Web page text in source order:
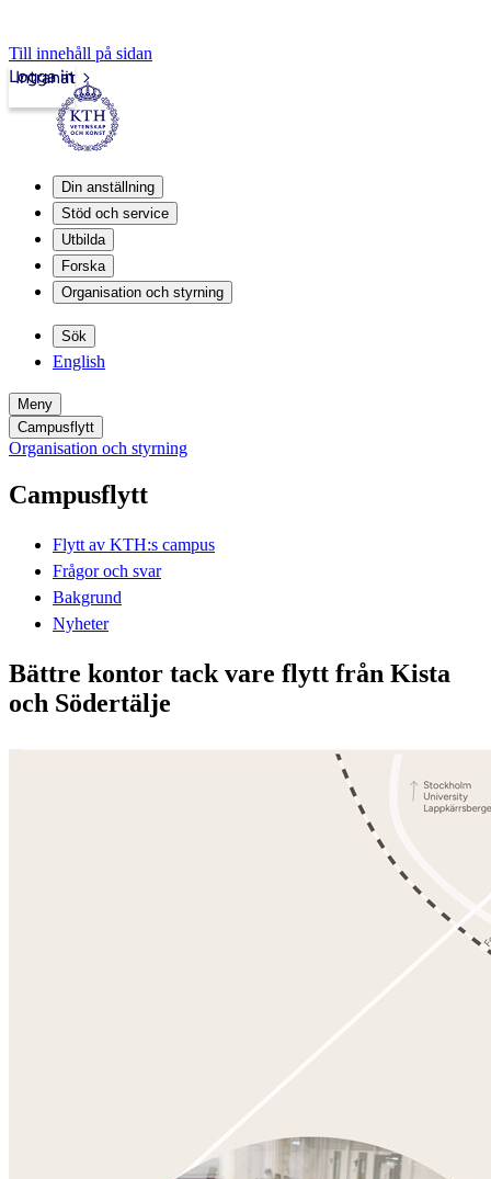
Till innehåll på sidan
Intranät
Logga in
Din anställning
Stöd och service
Utbilda
Forska
Organisation och styrning
Sök
English
Meny
Campusflytt
Organisation och styrning
Campusflytt
Flytt av KTH:s campus
Frågor och svar
Bakgrund
Nyheter
Bättre kontor tack vare flytt från Kista
och Södertälje